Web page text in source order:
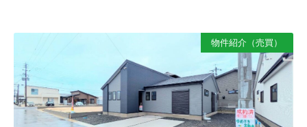
物件紹介（売買）